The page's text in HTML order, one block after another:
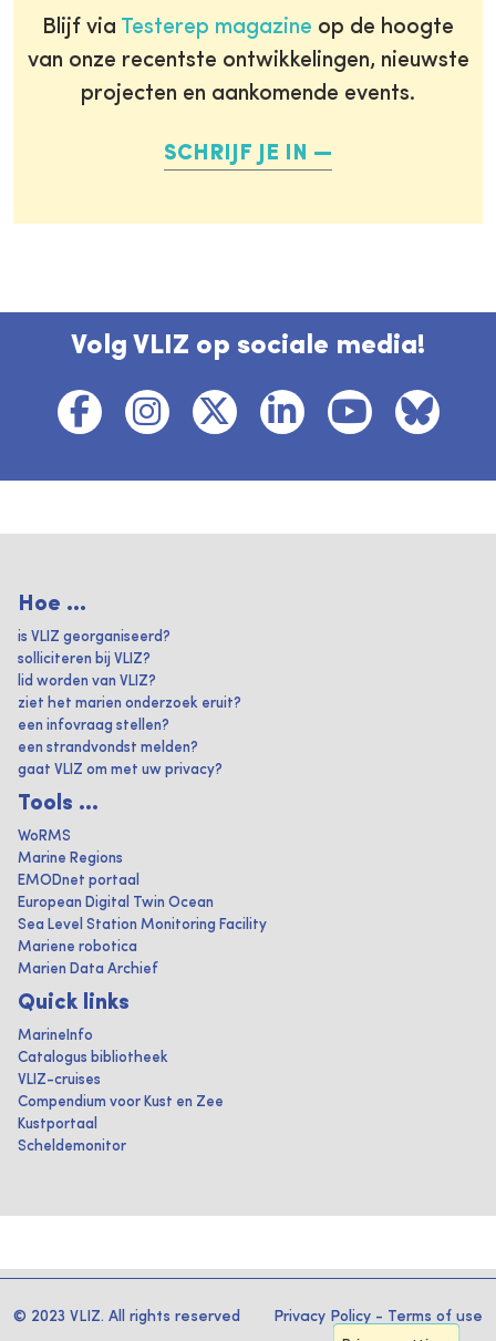
Blijf via Testerep magazine op de hoogte
van onze recentste ontwikkelingen, nieuwste
projecten en aankomende events.
SCHRIJF JE IN
Volg VLIZ op sociale media!
Hoe ...
is VLIZ georganiseerd?
solliciteren bij VLIZ?
lid worden van VLIZ?
ziet het marien onderzoek eruit?
een infovraag stellen?
een strandvondst melden?
gaat VLIZ om met uw privacy?
Tools ...
WoRMS
Marine Regions
EMODnet portaal
European Digital Twin Ocean
Sea Level Station Monitoring Facility
Mariene robotica
Marien Data Archief
Quick links
MarineInfo
Catalogus bibliotheek
VLIZ-cruises
Compendium voor Kust en Zee
Kustportaal
Scheldemonitor
© 2023 VLIZ. All rights reserved Privacy Policy - Terms of use